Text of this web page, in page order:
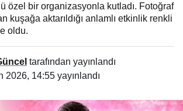
özel bir organizasyonla kutladı. Fotoğraf
kuşağa aktarıldığı anlamlı etkinlik renkli
oldu.
tarafından yayınlandı
2026, 14:55 yayınlandı